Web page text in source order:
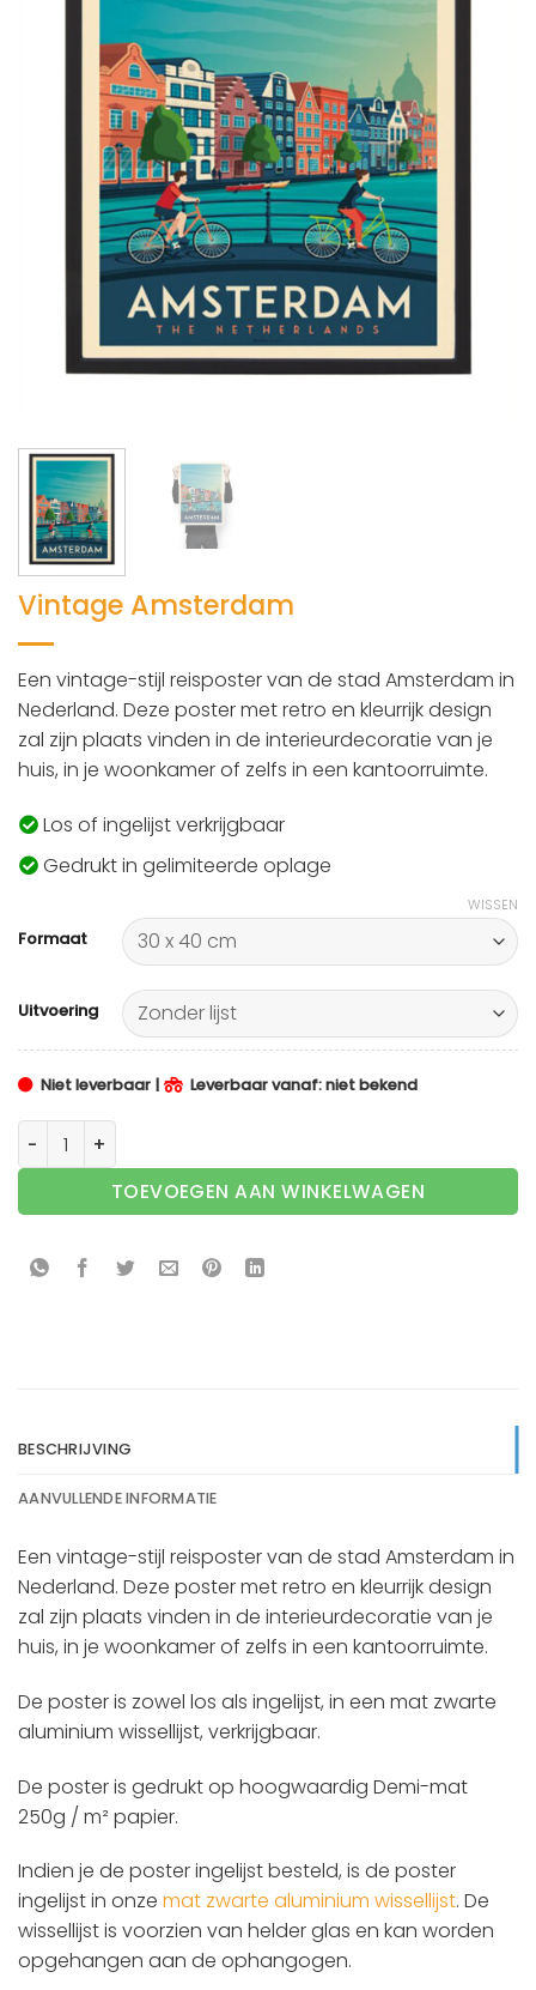
Vintage Amsterdam
Een vintage-stijl reisposter van de stad Amsterdam in
Nederland. Deze poster met retro en kleurrijk design
zal zijn plaats vinden in de interieurdecoratie van je
huis, in je woonkamer of zelfs in een kantoorruimte.
Los of ingelijst verkrijgbaar
Gedrukt in gelimiteerde oplage
Formaat
Uitvoering
WISSEN
Niet leverbaar | Leverbaar vanaf: niet bekend
TOEVOEGEN AAN WINKELWAGEN
BESCHRIJVING
AANVULLENDE INFORMATIE
Een vintage-stijl reisposter van de stad Amsterdam in
Nederland. Deze poster met retro en kleurrijk design
zal zijn plaats vinden in de interieurdecoratie van je
huis, in je woonkamer of zelfs in een kantoorruimte.
De poster is zowel los als ingelijst, in een mat zwarte
aluminium wissellijst, verkrijgbaar.
De poster is gedrukt op hoogwaardig Demi-mat
250g / m² papier.
Indien je de poster ingelijst besteld, is de poster
ingelijst in onze mat zwarte aluminium wissellijst. De
wissellijst is voorzien van helder glas en kan worden
opgehangen aan de ophangogen.